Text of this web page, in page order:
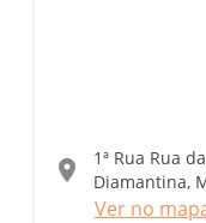
location_on
1ª Rua Rua
Diamantina,
Ver no